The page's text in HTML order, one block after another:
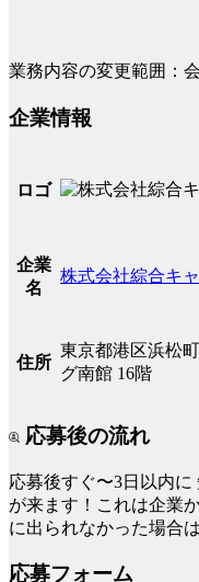
業務内容の変更範囲：
企業情報
ロゴ
企業
名
株式会社綜合キ
住所
東京都港区浜松
グ南館 16階
応募後の流れ
応募後すぐ〜3日以内に
が来ます！これは企業
に出られなかった場合は
応募フォーム